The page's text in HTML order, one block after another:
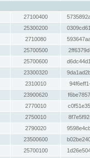
27100400
25300200
2710080
25700500
25700600
23300320
2310010
23900620
2770010
2750010
2790020
23500600
25700100